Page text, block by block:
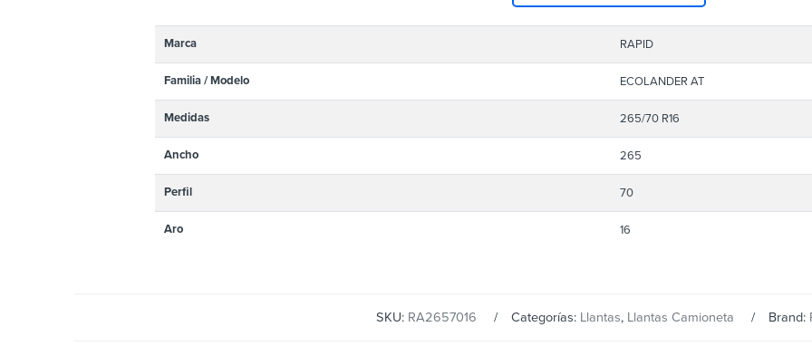
Marca RAPID
Familia / Modelo ECOLANDER AT
Medidas 265/70 R16
Ancho 265
Perfil 70
Aro 16
SKU: RA2657016 Categorías: Llantas, Llantas Camioneta Brand: